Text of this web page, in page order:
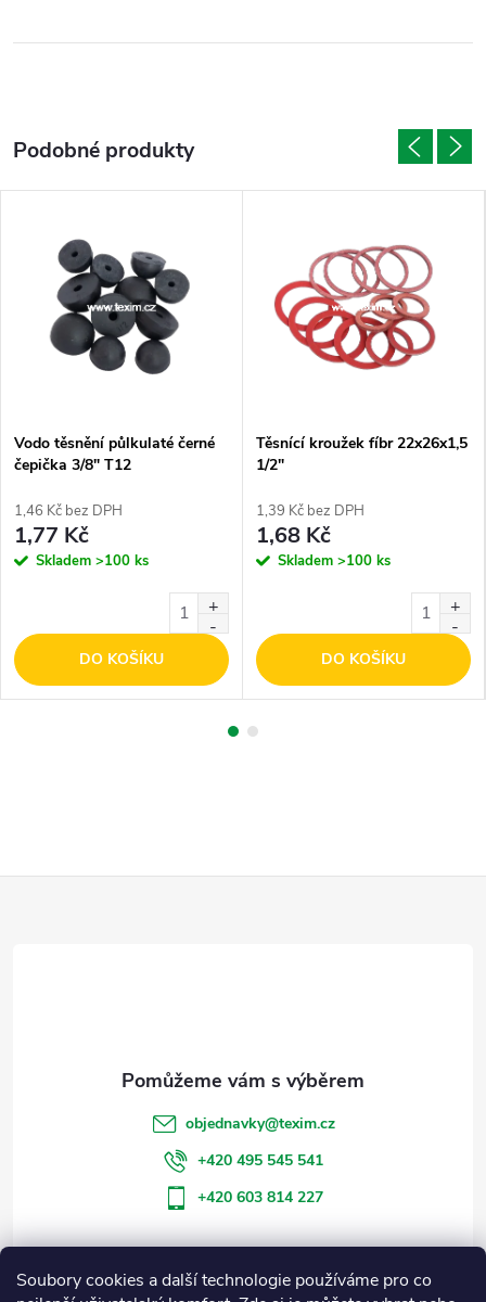
Soubory cookies a další technologie používáme pro co
Vodo těsnění půlkulaté černé
čepička 3/8" T12
1,46 Kč bez DPH
1,77 Kč
Skladem >100 ks
DO KOŠÍKU
Těsnící kroužek fíbr 22x26x1,5
1/2"
1,39 Kč bez DPH
1,68 Kč
Skladem >100 ks
DO KOŠÍKU
Informace pro vás
objednavky@texim.cz
+420 495 545 541
+420 603 814 227